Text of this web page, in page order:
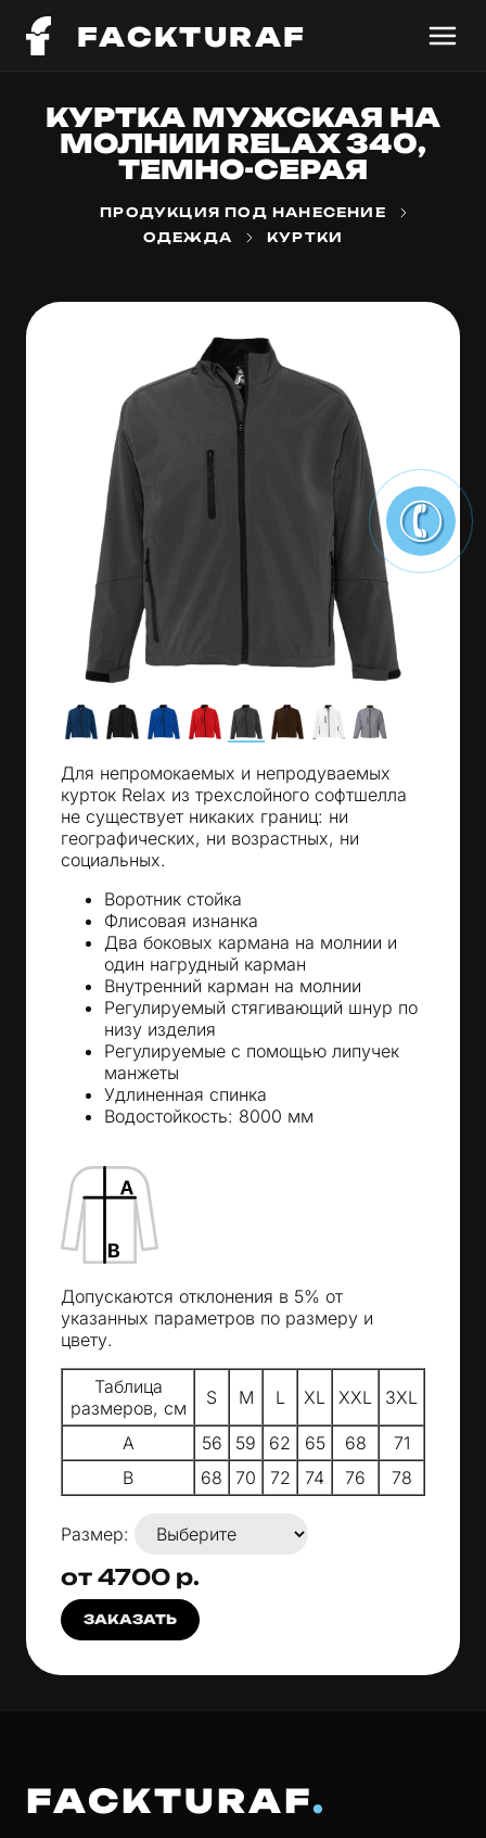
FACKTURAF
КУРТКА МУЖСКАЯ НА
МОЛНИИ RELAX 340,
ТЕМНО-СЕРАЯ
ПРОДУКЦИЯ ПОД НАНЕСЕНИЕ
ОДЕЖДА
КУРТКИ
Для непромокаемых и непродуваемых
курток Relax из трехслойного софтшелла
не существует никаких границ: ни
географических, ни возрастных, ни
социальных.
Воротник стойка
Флисовая изнанка
Два боковых кармана на молнии и
один нагрудный карман
Внутренний карман на молнии
Регулируемый стягивающий шнур по
низу изделия
Регулируемые с помощью липучек
манжеты
Удлиненная спинка
Водостойкость: 8000 мм
Допускаются отклонения в 5% от
указанных параметров по размеру и
цвету.
Таблица
размеров, см
S M L XL XXL 3XL
A 56 59 62 65 68
71
B
68 70 72 74 76 78
Размер:
от 4700 р.
ЗАКАЗАТЬ
FACKTURAF